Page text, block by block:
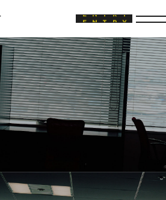
ENTRY